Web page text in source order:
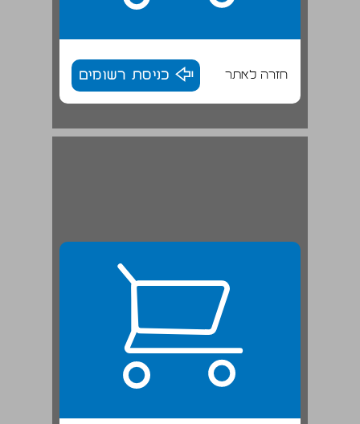
חזרה לאתר כניסת רשומים
"אבן מאסו הבונים" ... 22